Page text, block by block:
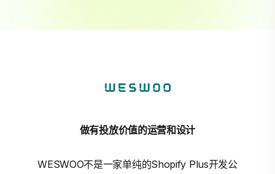
做有投放价值的运营和设计
WESWOO不是一家单纯的Shopify Plus开发公